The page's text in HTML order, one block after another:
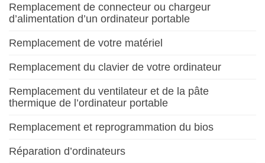
Remplacement de connecteur ou chargeur
d’alimentation d’un ordinateur portable
Remplacement de votre matériel
Remplacement du clavier de votre ordinateur
Remplacement du ventilateur et de la pâte
thermique de l’ordinateur portable
Remplacement et reprogrammation du bios
Réparation d’ordinateurs